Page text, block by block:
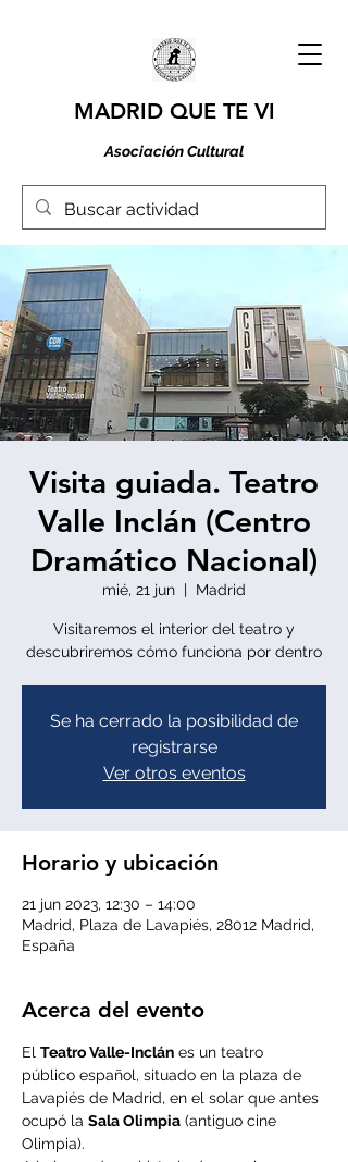
MADRID QUE TE VI
Asociación Cultural
Visita guiada. Teatro
Valle Inclán (Centro
Dramático Nacional)
mié, 21 jun
  |
Madrid
Visitaremos el interior del teatro y
descubriremos cómo funciona por dentro
Se ha cerrado la posibilidad de
registrarse
Ver otros eventos
Horario y ubicación
21 jun 2023, 12:30 – 14:00
Madrid, Plaza de Lavapiés, 28012 Madrid,
España
Acerca del evento
El Teatro Valle-Inclán es un teatro
público español, situado en la plaza de
Lavapiés de Madrid, en el solar que antes
ocupó la Sala Olimpia (antiguo cine
Olimpia).